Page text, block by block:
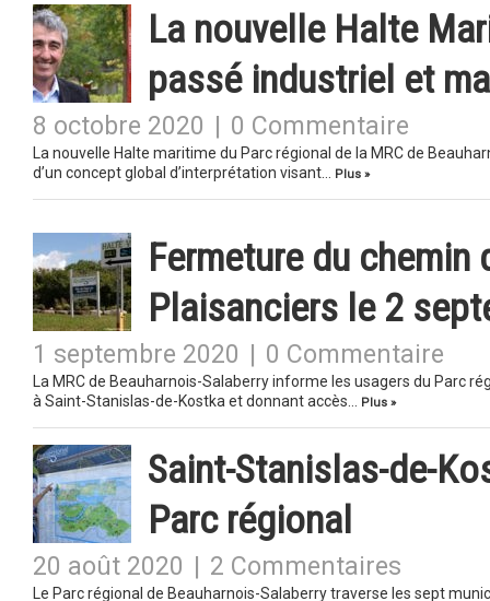
La nouvelle Halte
passé industriel et
8 octobre 2020 0 Commentaire
La nouvelle Halte maritime du Parc régional de la MRC de
d’un concept global d’interprétation visant…
Plus »
Fermeture du chemin
Plaisanciers le 2
1 septembre 2020 0 Commentaire
La MRC de Beauharnois-Salaberry informe les usagers du Parc
à Saint-Stanislas-de-Kostka et donnant accès…
Plus »
Saint-Stanislas-de-
Parc régional
20 août 2020 2 Commentaires
Le Parc régional de Beauharnois-Salaberry traverse les sept